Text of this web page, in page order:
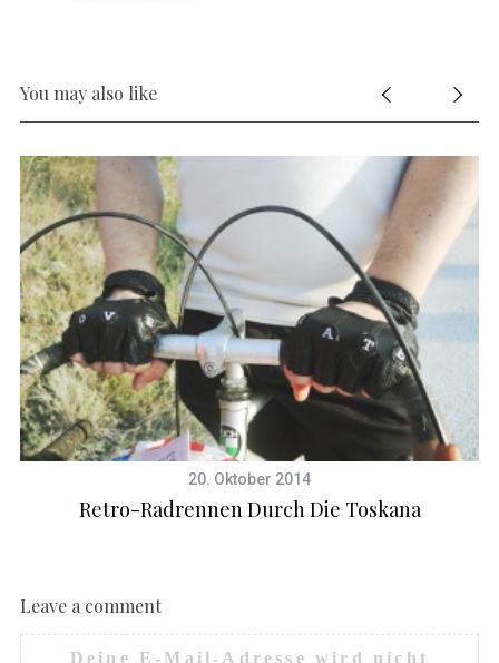
You may also like
20. Oktober 2014
Retro-Radrennen Durch Die Toskana
Leave a comment
Deine E-Mail-Adresse wird nicht